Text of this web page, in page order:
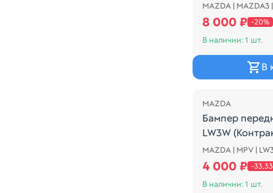
Mazda Axela
MAZDA | MAZDA3
8 000 ₽ -20%
В наличии: 1 шт.
В
Распродажа
MAZDA
Бампер
LW3W
ПОТЕРТОСТИ
MAZDA | MPV |
4 000 ₽ -
В наличии: 1 шт.